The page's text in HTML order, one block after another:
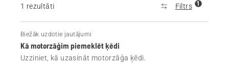
1 rezultāti Filtrs 1
Biežāk uzdotie jautājumi
Kā motorzāģim piemeklēt ķēdi
Uzziniet, kā uzasināt motorzāģa ķēdi.